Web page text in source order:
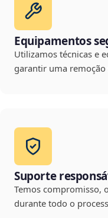
Equipamentos
Utilizamos técnicas e
garantir uma remoção
Suporte
Temos compromisso,
durante todo o